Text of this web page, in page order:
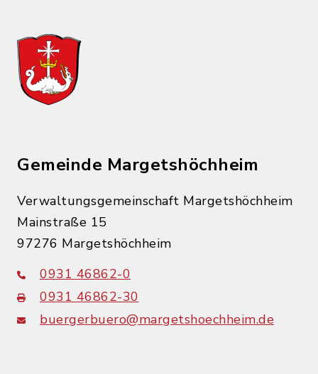
Gemeinde Margetshöchheim
Verwaltungsgemeinschaft Margetshöchheim
Mainstraße 15
97276 Margetshöchheim
0931 46862-0
0931 46862-30
buergerbuero@margetshoechheim.de